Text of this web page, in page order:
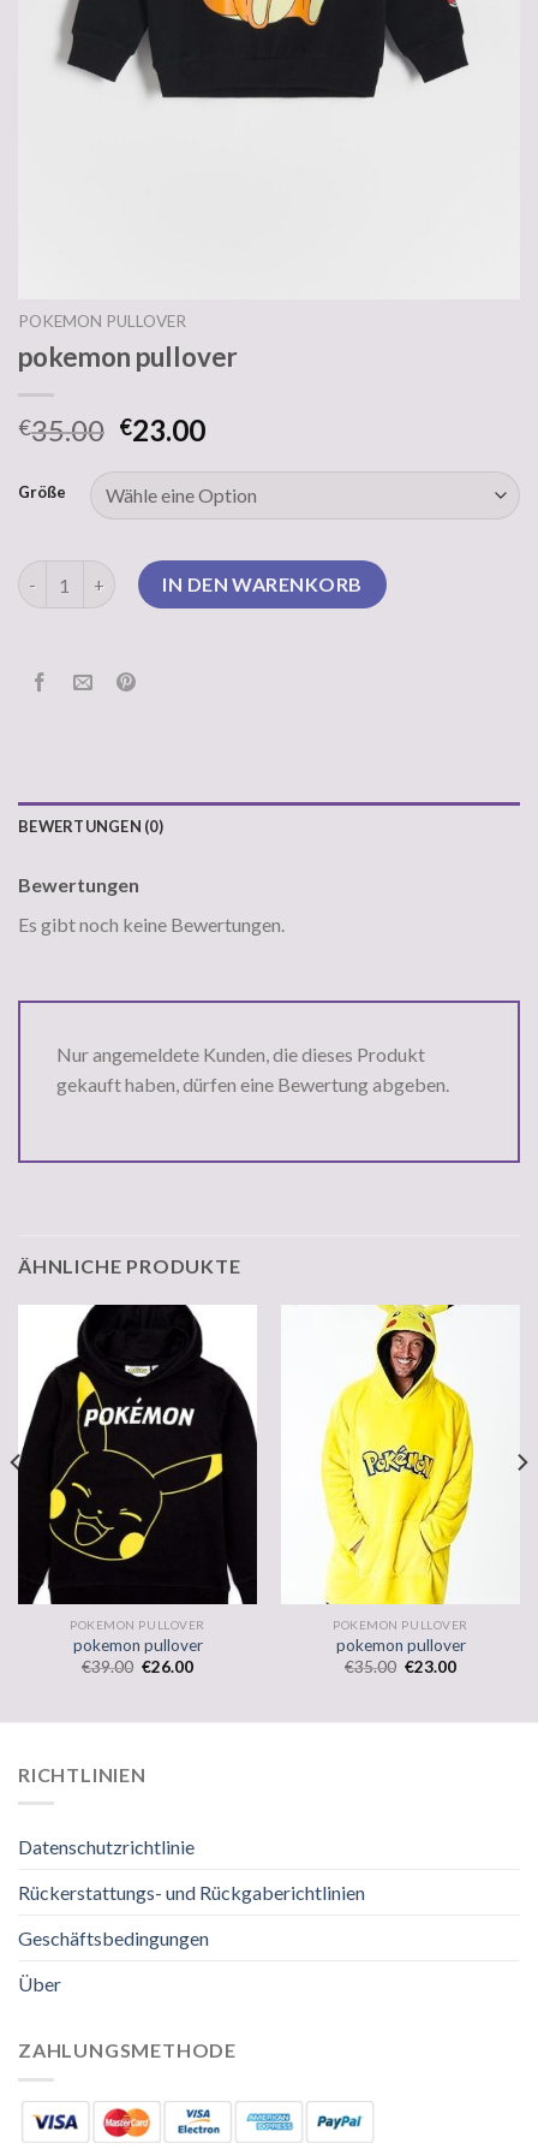
POKEMON PULLOVER
pokemon pullover
€35.00 €23.00
Größe
pokemon pullover MengeIN DEN WARENKORB
BEWERTUNGEN (0)
Bewertungen
Es gibt noch keine Bewertungen.
Nur angemeldete Kunden, die dieses Produkt
gekauft haben, dürfen eine Bewertung abgeben.
ÄHNLICHE PRODUKTE
POKEMON PULLOVER
pokemon pullover
€39.00 €26.00
POKEMON PULLOVER
pokemon pullover
€35.00 €23.00
RICHTLINIEN
Datenschutzrichtlinie
Rückerstattungs- und Rückgaberichtlinien
Geschäftsbedingungen
Über
ZAHLUNGSMETHODE